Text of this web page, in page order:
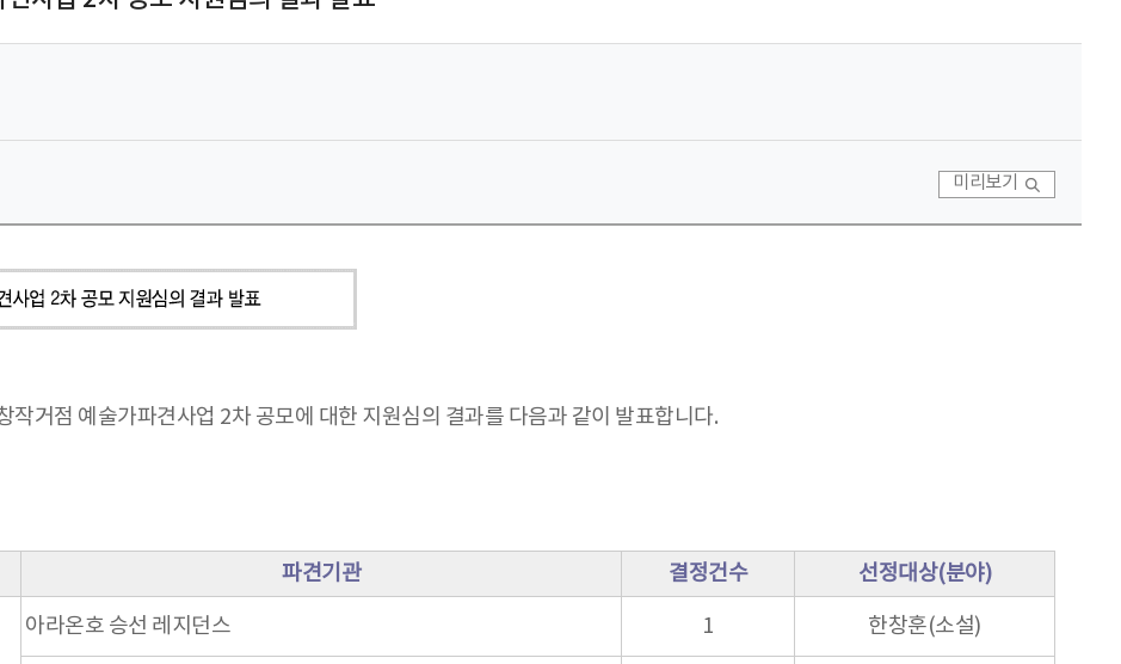
미리보기
거점 예술가파견사업 2차 공모에 대한 지원심의 결과를 다음과 같이 발표합니다.
파견기관 결정건수 선정대상(분야)
아라온호 승선 레지던스 1 한창훈(소설)